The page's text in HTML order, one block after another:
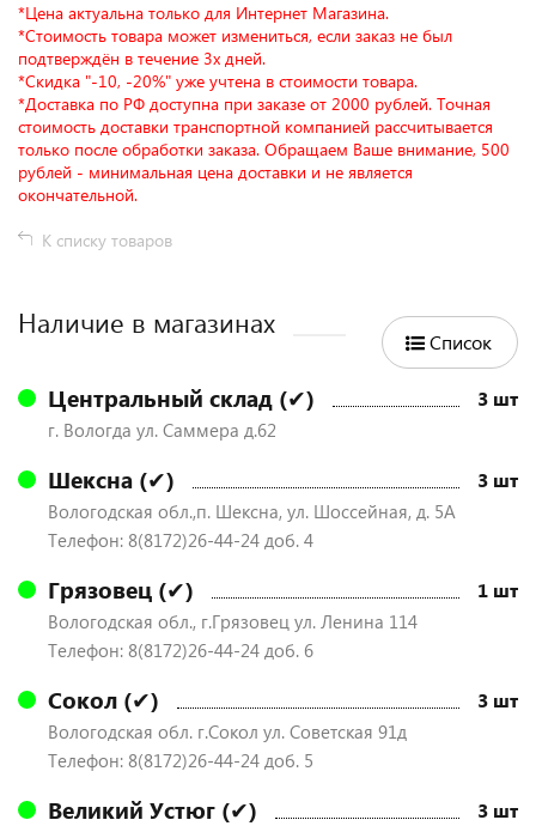
*Цена актуальна только для Интернет Магазина.
*Стоимость товара может измениться, если заказ не был
подтверждён в течение 3х дней.
*Скидка "-10, -20%" уже учтена в стоимости товара.
*Доставка по РФ доступна при заказе от 2000 рублей. Точная
стоимость доставки транспортной компанией рассчитывается
только после обработки заказа. Обращаем Ваше внимание, 500
рублей - минимальная цена доставки и не является
окончательной.
К списку товаров
Наличие в магазинах
Список
Центральный склад (✔) 3 шт
г. Вологда ул. Саммера д.62
Шексна (✔) 3 шт
Вологодская обл.,п. Шексна, ул. Шоссейная, д. 5А
Телефон: 8(8172)26-44-24 доб. 4
Грязовец (✔) 1 шт
Вологодская обл., г.Грязовец ул. Ленина 114
Телефон: 8(8172)26-44-24 доб. 6
Сокол (✔) 3 шт
Вологодская обл. г.Сокол ул. Советская 91д
Телефон: 8(8172)26-44-24 доб. 5
Великий Устюг (✔) 3 шт